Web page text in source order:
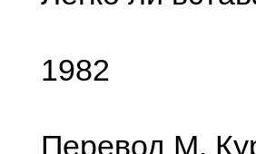
1982
Перевод М.